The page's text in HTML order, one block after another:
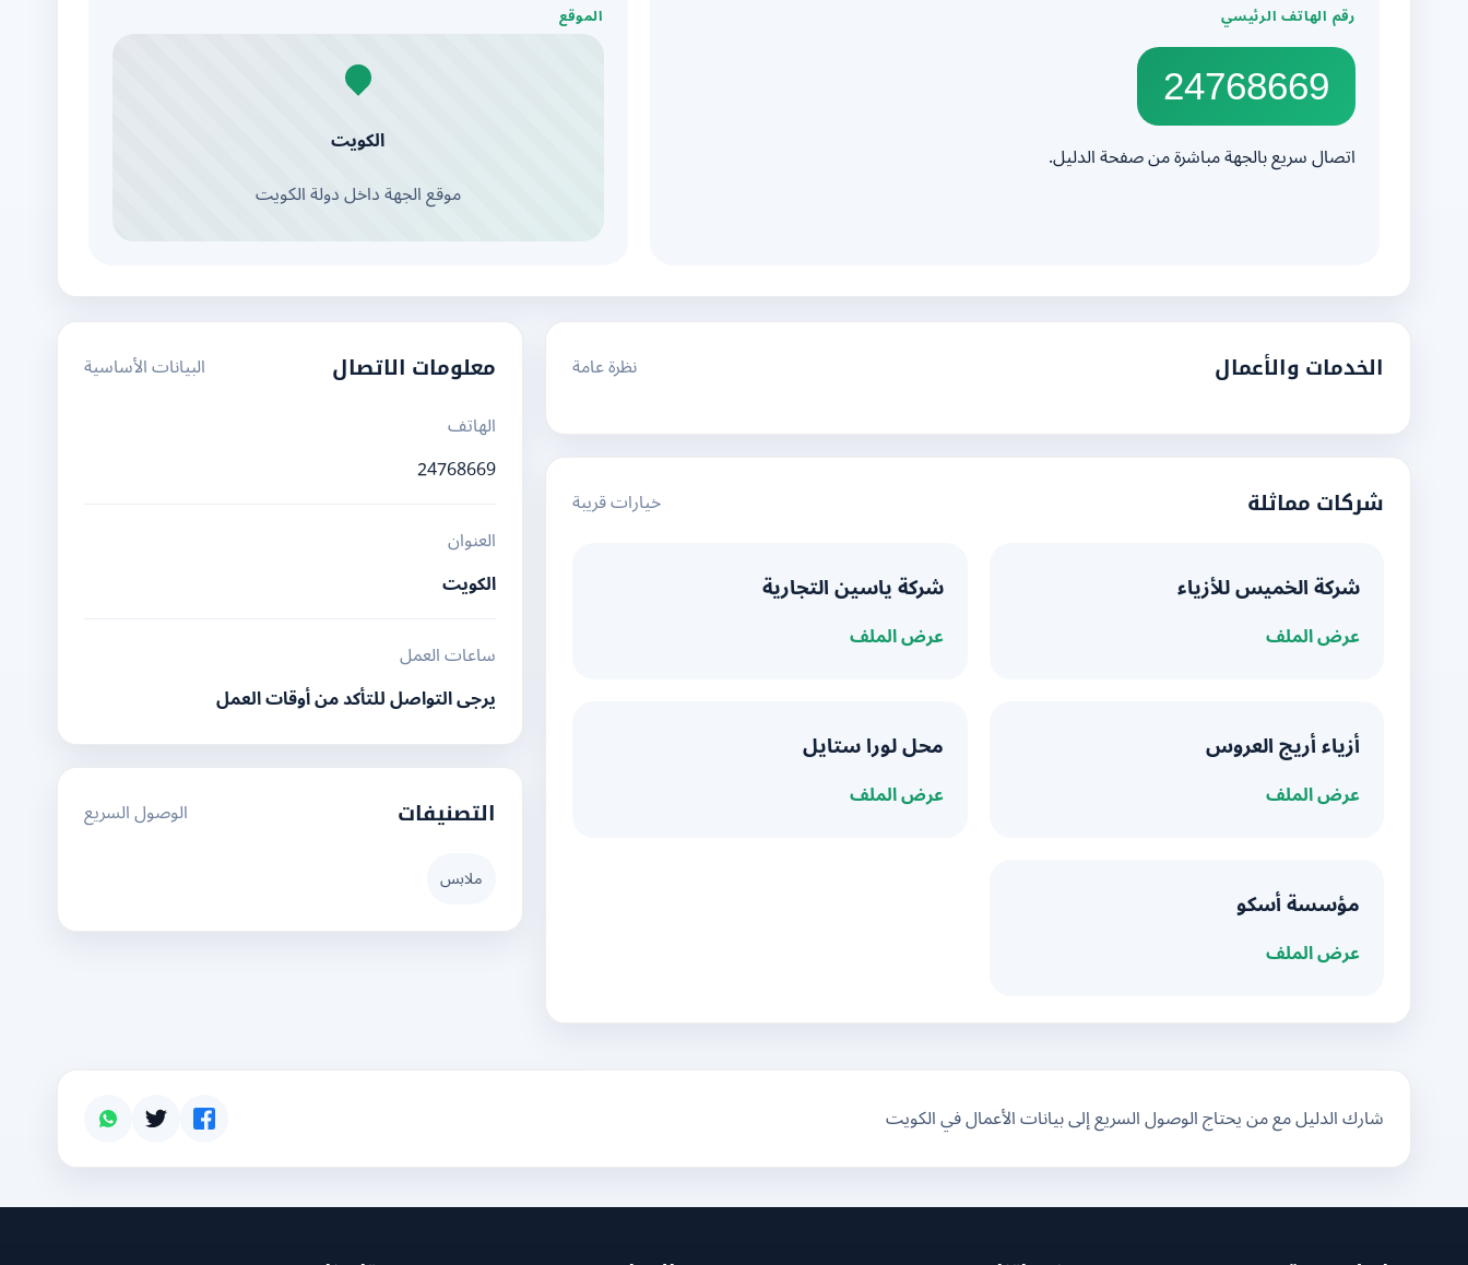
رقم الهاتف الرئيسي
24768669
اتصال سريع بالجهة مباشرة من صفحة الدليل.
الموقع
الكويت
موقع الجهة داخل دولة الكويت
الخدمات والأعمال نظرة عامة
شركات مماثلة خيارات قريبة
شركة الخميس للأزياء
عرض الملف
شركة ياسين التجارية
عرض الملف
أزياء أريج العروس
عرض الملف
محل لورا ستايل
عرض الملف
مؤسسة أسكو
عرض الملف
معلومات الاتصال
البيانات الأساسية
الهاتف
24768669
العنوان
الكويت
ساعات العمل
يرجى التواصل للتأكد من أوقات العمل
التصنيفات الوصول السريع
ملابس
شارك الدليل مع من يحتاج الوصول السريع إلى بيانات الأعمال في الكويت